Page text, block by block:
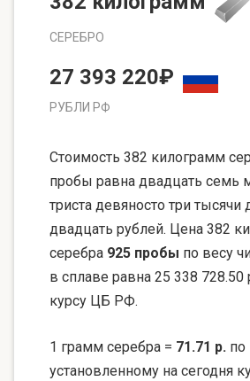
СЕРЕБРО
27 393 220₽
РУБЛИ РФ
Стоимость 382 килограмм
пробы равна двадцать семь
триста девяносто три тысячи
двадцать рублей. Цена 382
серебра 925 пробы по весу
в сплаве равна 25 338 728.50
курсу ЦБ РФ.
1 грамм серебра = 71.71 р. по
установленному на сегодня